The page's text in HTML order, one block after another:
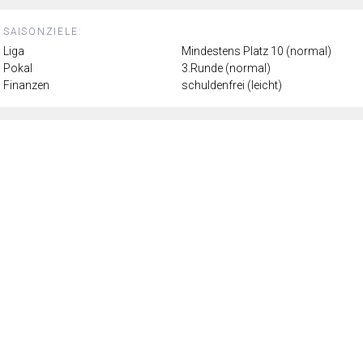
SAISONZIELE:
Liga
Mindestens Platz 10 (normal)
Pokal
3.Runde (normal)
Finanzen
schuldenfrei (leicht)